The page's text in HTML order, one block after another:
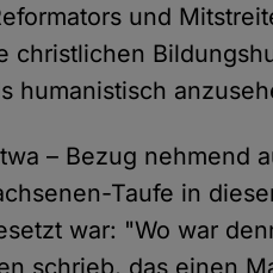
und
christlichen
humanistisch
– Bezug nehmend
Taufe in
war: "Wo war
schrieb, das einen